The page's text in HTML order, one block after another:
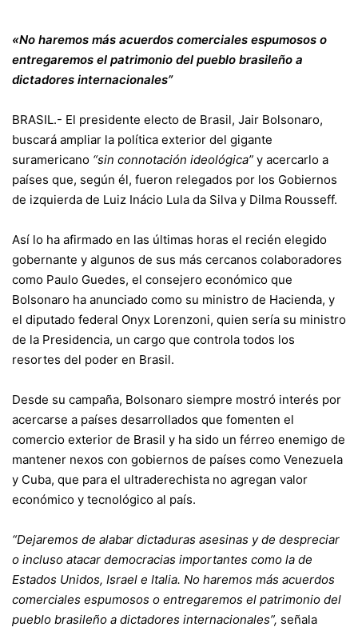
«No haremos más acuerdos comerciales espumosos o
entregaremos el patrimonio del pueblo brasileño a
dictadores internacionales”
BRASIL.- El presidente electo de Brasil, Jair Bolsonaro,
buscará ampliar la política exterior del gigante
suramericano “sin connotación ideológica” y acercarlo a
países que, según él, fueron relegados por los Gobiernos
de izquierda de Luiz Inácio Lula da Silva y Dilma Rousseff.
Así lo ha afirmado en las últimas horas el recién elegido
gobernante y algunos de sus más cercanos colaboradores
como Paulo Guedes, el consejero económico que
Bolsonaro ha anunciado como su ministro de Hacienda, y
el diputado federal Onyx Lorenzoni, quien sería su ministro
de la Presidencia, un cargo que controla todos los
resortes del poder en Brasil.
Desde su campaña, Bolsonaro siempre mostró interés por
acercarse a países desarrollados que fomenten el
comercio exterior de Brasil y ha sido un férreo enemigo de
mantener nexos con gobiernos de países como Venezuela
y Cuba, que para el ultraderechista no agregan valor
económico y tecnológico al país.
“Dejaremos de alabar dictaduras asesinas y de despreciar
o incluso atacar democracias importantes como la de
Estados Unidos, Israel e Italia. No haremos más acuerdos
comerciales espumosos o entregaremos el patrimonio del
pueblo brasileño a dictadores internacionales”, señala